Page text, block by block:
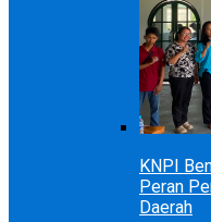
KNPI
Peran
Daerah